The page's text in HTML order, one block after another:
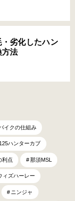
・劣化したハン
方法
イクの仕組み
ハンターカブ
利点 那須MSL
ィズハーレー
ニンジャ